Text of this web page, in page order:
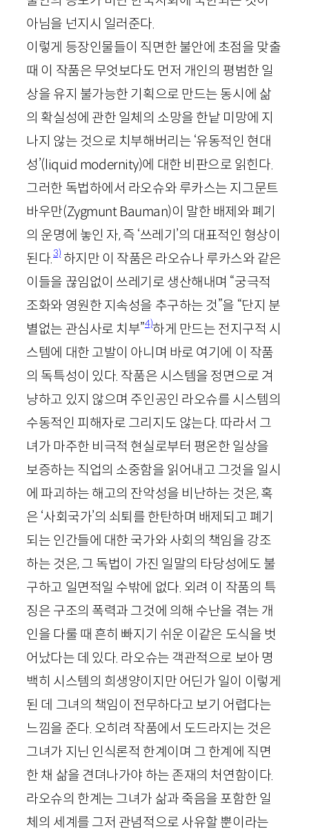
아님을 넌지시 일러준다.
이렇게 등장인물들이 직면한 불안에 초점을 맞출
때 이 작품은 무엇보다도 먼저 개인의 평범한 일
상을 유지 불가능한 기획으로 만드는 동시에 삶
의 확실성에 관한 일체의 소망을 한낱 미망에 지
나지 않는 것으로 치부해버리는 ‘유동적인 현대
성’(liquid modernity)에 대한 비판으로 읽힌다.
그러한 독법하에서 라오슈와 루카스는 지그문트
바우만(Zygmunt Bauman)이 말한 배제와 폐기
의 운명에 놓인 자, 즉 ‘쓰레기’의 대표적인 형상이
된다.3)하지만 이 작품은 라오슈나 루카스와 같은
이들을 끊임없이 쓰레기로 생산해내며 “궁극적
조화와 영원한 지속성을 추구하는 것”을 “단지 분
별없는 관심사로 치부”4)하게 만드는 전지구적 시
스템에 대한 고발이 아니며 바로 여기에 이 작품
의 독특성이 있다. 작품은 시스템을 정면으로 겨
냥하고 있지 않으며 주인공인 라오슈를 시스템의
수동적인 피해자로 그리지도 않는다. 따라서 그
녀가 마주한 비극적 현실로부터 평온한 일상을
보증하는 직업의 소중함을 읽어내고 그것을 일시
에 파괴하는 해고의 잔악성을 비난하는 것은, 혹
은 ‘사회국가’의 쇠퇴를 한탄하며 배제되고 폐기
되는 인간들에 대한 국가와 사회의 책임을 강조
하는 것은, 그 독법이 가진 일말의 타당성에도 불
구하고 일면적일 수밖에 없다. 외려 이 작품의 특
징은 구조의 폭력과 그것에 의해 수난을 겪는 개
인을 다룰 때 흔히 빠지기 쉬운 이같은 도식을 벗
어났다는 데 있다. 라오슈는 객관적으로 보아 명
백히 시스템의 희생양이지만 어딘가 일이 이렇게
된 데 그녀의 책임이 전무하다고 보기 어렵다는
느낌을 준다. 오히려 작품에서 도드라지는 것은
그녀가 지닌 인식론적 한계이며 그 한계에 직면
한 채 삶을 견뎌나가야 하는 존재의 처연함이다.
라오슈의 한계는 그녀가 삶과 죽음을 포함한 일
체의 세계를 그저 관념적으로 사유할 뿐이라는